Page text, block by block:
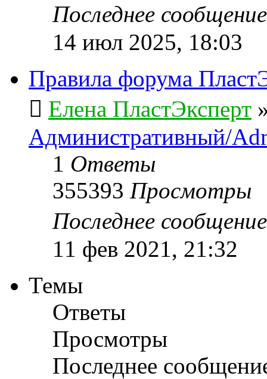
Последнее
14 июл 2025, 18:03
Правила форума
Елена ПластЭксперт
Административный/
1 Ответы
355393 Просмотры
Последнее
11 фев 2021, 21:32
Темы
Ответы
Просмотры
Последнее